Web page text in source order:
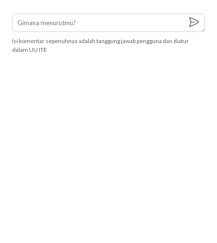
Isi komentar sepenuhnya adalah tanggung jawab pengguna dan diatur
dalam UU ITE